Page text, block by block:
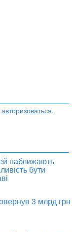
авторизоваться.